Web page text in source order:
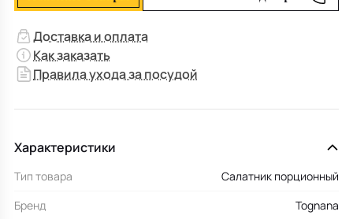
Доставка и оплата
Как заказать
Правила ухода за посудой
Характеристики
Тип товара
Салатник порционный
Бренд
Tognana